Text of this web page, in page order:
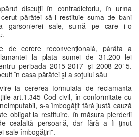
discuţii în contradictoriu, în urma
pârâtei să-i restituie suma de bani
garsonierei sale, sumă pe care i-o
de cerere reconvenţională, pârâta a
la plata sumei de 31.200 lei
perioada 2015-2017 şi 2008-2015,
în casa pârâtei şi a soţului său.
la cererea formulată de reclamantă
art.1.345 Cod civil, în conformitate cu
s-a îmbogăţit fără justă cauză
obligat la restituire, în măsura pierderii
cealaltă persoană, dar fără a fi ţinut
sale îmbogăţiri”.